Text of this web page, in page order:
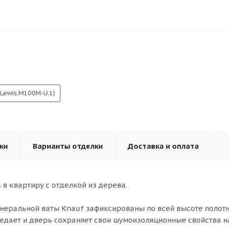
U.1)
Варианты отделки Доставка и оплата
квартиру с отделкой из дерева.
ваты Knauf зафиксированы по всей высоте
и дверь сохраняет свои шумоизоляционные свойства